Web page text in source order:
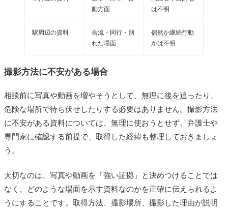
動方面
は不明
駅周辺の資料
合流・同行・別
れた場面
偶然か継続行動
かは不明
撮影方法に不安がある場合
相談前に写真や動画を増やそうとして、無理に後を追ったり、
危険な場所で待ち伏せしたりする必要はありません。撮影方法
に不安がある資料については、無理に使おうとせず、弁護士や
専門家に確認する前提で、取得した経緯も整理しておきましょ
う。
大切なのは、写真や動画を「強い証拠」と決めつけることでは
なく、どのような場面を示す資料なのかを正確に伝えられるよ
うにすることです。取得方法、撮影場所、撮影した理由が説明